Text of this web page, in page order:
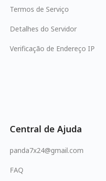
Termos de Serviço
Detalhes do Servidor
Verificação de Endereço IP
Central de Ajuda
panda7x24@gmail.com
FAQ